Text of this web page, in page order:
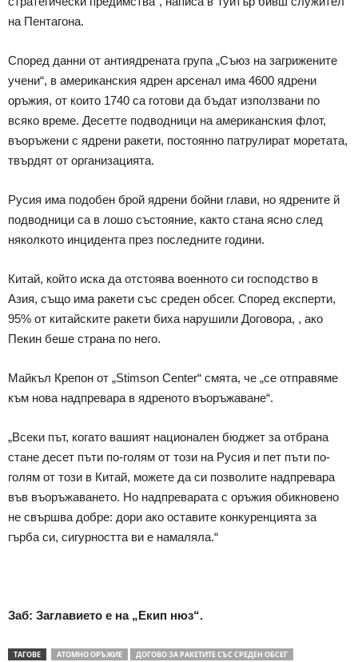
на Пентагона.
Според данни от антиядрената група „Съюз на загрижените
учени“, в американския ядрен арсенал има 4600 ядрени
оръжия, от които 1740 са готови да бъдат използвани по
всяко време. Десетте подводници на американския флот,
въоръжени с ядрени ракети, постоянно патрулират моретата,
твърдят от организацията.
Русия има подобен брой ядрени бойни глави, но ядрените й
подводници са в лошо състояние, както стана ясно след
няколкото инцидента през последните години.
Китай, който иска да отстоява военното си господство в
Азия, също има ракети със среден обсег. Според експерти,
95% от китайските ракети биха нарушили Договора, , ако
Пекин беше страна по него.
Майкъл Крепон от „Stimson Center“ смята, че „се отправяме
към нова надпревара в ядреното въоръжаване“.
„Всеки път, когато вашият национален бюджет за отбрана
стане десет пъти по-голям от този на Русия и пет пъти по-
голям от този в Китай, можете да си позволите надпревара
във въоръжаването. Но надпреварата с оръжия обикновено
не свършва добре: дори ако оставите конкуренцията за
гърба си, сигурността ви е намаляла.“
Заб: Заглавието е на „Екип нюз“.
ТАГОВЕ АТОМНО ОРЪЖИЕ
ДОГОВО ЗА РАКЕТИТЕ СЪС СРЕДЕН ОБСЕГ